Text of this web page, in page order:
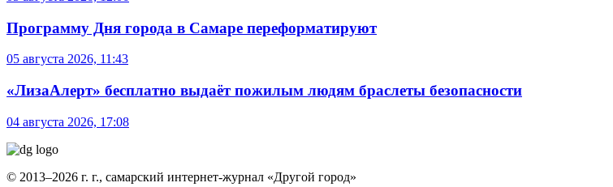
Программу Дня города в Самаре переформатируют
05 августа 2026, 11:43
«ЛизаАлерт» бесплатно выдаёт пожилым людям браслеты безопасности
04 августа 2026, 17:08
© 2013–2026 г. г., самарский интернет-журнал «Другой город»